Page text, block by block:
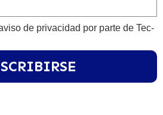
de privacidad por parte de Tec-